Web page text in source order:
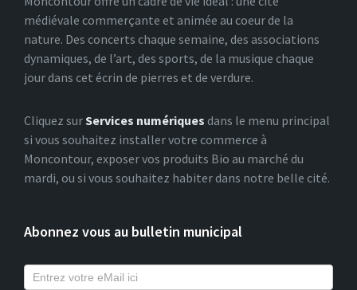
médiévale commerçante et animée au coeur de la
nature. Des concerts chaque semaine, des associations
dynamiques, de l’art, des sports, de la musique chaque
jour dans cet écrin de pierres et de verdure.
Cliquez surServices numériques dans le menu principal
si vous souhaitez installer votre commerce à
Moncontour, exposer vos produits Bio au marché du
mardi, ou si vous souhaitez habiter dans notre belle cité.
Abonnez vous au bulletin municipal